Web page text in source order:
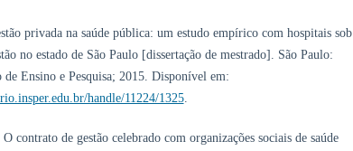
privada na saúde pública: um estudo empírico com hospitais sob
no estado de São Paulo [dissertação de mestrado]. São Paulo:
Ensino e Pesquisa; 2015. Disponível em:
handle/11224/1325.
contrato de gestão celebrado com organizações sociais de saúde